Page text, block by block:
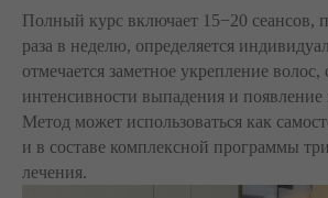
Полный курс включает 15−20 сеансов,
раза в неделю, определяется
отмечается заметное укрепление
интенсивности выпадения и появление
Метод может использоваться как
и в составе комплексной программы
лечения.